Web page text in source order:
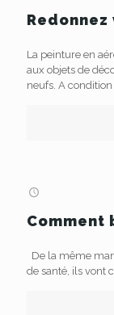
La peinture en
aux objets de
neufs. A
Comment
De la même
de santé, ils vont